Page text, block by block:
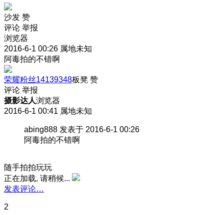
沙发 赞
评论 举报
浏览器
2016-6-1 00:26 属地未知
阿毒拍的不错啊
荣耀粉丝14139348板凳 赞
评论 举报
摄影达人浏览器
2016-6-1 00:41 属地未知
abing888 发表于 2016-6-1 00:26
阿毒拍的不错啊
随手拍拍玩玩
正在加载, 请稍候...
发表评论…
2